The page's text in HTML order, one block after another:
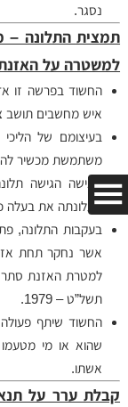
נסגר.
תמצית התלונה –
למשטרה על
החשוד בפרשה זו
איש מחשבים תושב
בעיצומם של
משתמשת מכשיר
האישה הגישה
בתלונתה את בעלה
בעקבות התלונה,
אשר נחקר תחת
תשל”ט – 1979.
החשוד שיתף
שהוא או מי
אשתו.
קבלת ערר על